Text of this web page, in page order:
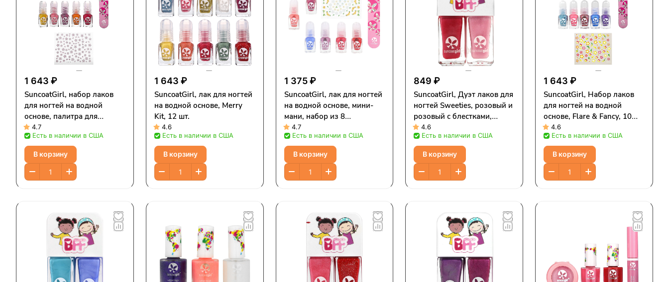
1 643 ₽
SuncoatGirl, набор лаков
для ногтей на водной
основе, палитра для
вечеринок, 12 шт.
4.7
Есть в наличии в США
В корзину
1 643 ₽
SuncoatGirl, лак для ногтей
на водной основе, Merry
Kit, 12 шт.
4.6
Есть в наличии в США
В корзину
1 375 ₽
SuncoatGirl, лак для ногтей
на водной основе, мини-
мани, набор из 8
предметов
4.7
Есть в наличии в США
В корзину
849 ₽
SuncoatGirl, Дуэт лаков для
ногтей Sweeties, розовый и
розовый с блестками,
набор из 2 предметов
4.6
Есть в наличии в США
В корзину
1 643 ₽
SuncoatGirl, Набор лаков
для ногтей на водной
основе, Flare & Fancy, 10
штук
4.6
Есть в наличии в США
В корзину